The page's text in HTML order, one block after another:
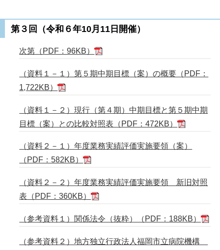
第３回（令和６年10月11日開催）
次第（PDF：96KB）
（資料１－１）第５期中期目標（案）の概要（PDF：
1,722KB）
（資料１－２）現行（第４期）中期目標と第５期中期
目標（案）との比較対照表（PDF：472KB）
（資料２－１）年度業務実績評価実施要領（案）
（PDF：582KB）
（資料２－２）年度業務実績評価実施要領 新旧対照
表（PDF：360KB）
（参考資料１）関係法令（抜粋）（PDF：188KB）
（参考資料２）地方独立行政法人福岡市立病院機構